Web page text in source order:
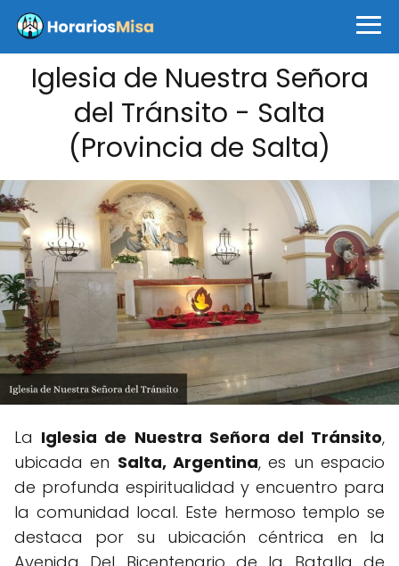
Iglesia de Nuestra Señora
del Tránsito - Salta
(Provincia de Salta)
La Iglesia de Nuestra Señora del Tránsito,
ubicada en Salta, Argentina, es un espacio
de profunda espiritualidad y encuentro para
la comunidad local. Este hermoso templo se
destaca por su ubicación céntrica en la